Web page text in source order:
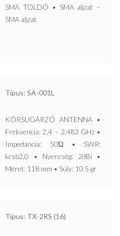
SMA TOLDÓ • SMA aljzat –
SMA aljzat
Típus: SA-001L
KÖRSUGÁRZÓ ANTENNA •
Frekvencia: 2,4 – 2,483 GHz •
Impedancia: 50Ώ • SWR:
kcsb2,0 • Nyereség: 2dBi •
Méret: 118 mm • Súly: 10.5 gr
Típus: TX-2RS (16)